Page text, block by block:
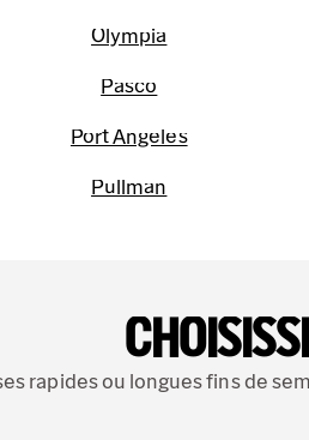
Olympia
Pasco
Port Angeles
Pullman
rapides ou longues fins de